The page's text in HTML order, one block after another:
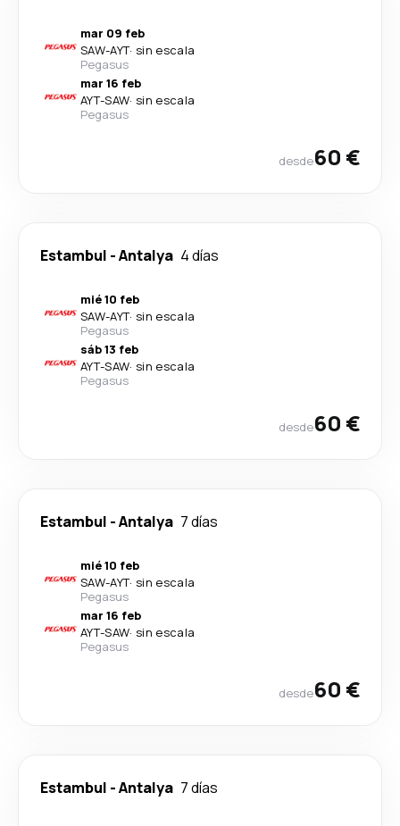
mar 09 feb
SAW-AYT· sin escala
Pegasus
mar 16 feb
AYT-SAW· sin escala
Pegasus
desde60 €
Estambul -Antalya 4 días
mié 10 feb
SAW-AYT· sin escala
Pegasus
sáb 13 feb
AYT-SAW· sin escala
Pegasus
desde60 €
Estambul -Antalya 7 días
mié 10 feb
SAW-AYT· sin escala
Pegasus
mar 16 feb
AYT-SAW· sin escala
Pegasus
desde60 €
Estambul -Antalya 7 días